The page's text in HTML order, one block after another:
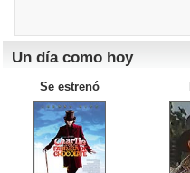
Un día como hoy
Se estrenó